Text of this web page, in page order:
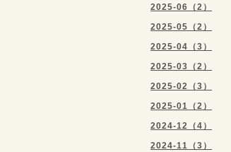
2025-06（2）
2025-05（2）
2025-04（3）
2025-03（2）
2025-02（3）
2025-01（2）
2024-12（4）
2024-11（3）